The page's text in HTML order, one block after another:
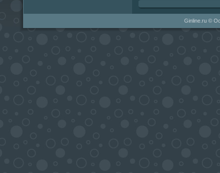
Ginline.ru ©